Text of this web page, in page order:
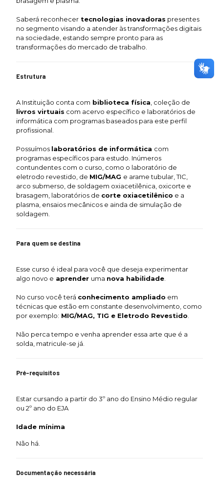
Saberá reconhecer tecnologias inovadoras presentes
no segmento visando a atender às transformações digitais
na sociedade, estando sempre pronto para as
transformações do mercado de trabalho.
Estrutura
A Instituição conta com biblioteca física , coleção de
livros virtuais com acervo específico e laboratórios de
informática com programas baseados para este perfil
profissional.
Possuímos laboratórios de informática com
programas específicos para estudo. Inúmeros
contundentes com o curso, como o laboratório de
eletrodo revestido, de MIG/MAG e arame tubular, TIC,
arco submerso, de soldagem oxiacetilênica, oxicorte e
brasagem, laboratórios de corte oxiacetilênico e a
plasma, ensaios mecânicos e ainda de simulação de
soldagem.
Para quem se destina
Esse curso é ideal para você que deseja experimentar
algo novo e aprender uma nova habilidade
No curso você terá conhecimento ampliado em
técnicas que estão em constante desenvolvimento, como
por exemplo: MIG/MAG, TIG e Eletrodo Revestido
Não perca tempo e venha aprender essa arte que é a
solda, matricule-se já.
Pré-requisitos
Estar cursando a partir do 3º ano do Ensino Médio regular
ou 2º ano do EJA
Idade mínima
Não há.
Documentação necessária